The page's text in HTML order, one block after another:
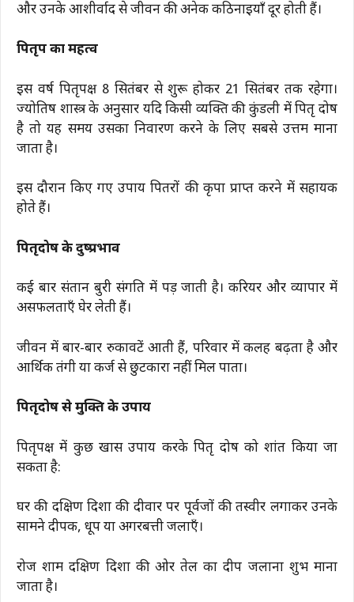
और उनके आशीर्वाद से जीवन की अनेक कठिनाइयाँ दूर होती हैं।
पितृपक्ष का महत्व
इस वर्ष पितृपक्ष 8 सितंबर से शुरू होकर 21 सितंबर तक रहेगा।
ज्योतिष शास्त्र के अनुसार यदि किसी व्यक्ति की कुंडली में पितृ दोष
है तो यह समय उसका निवारण करने के लिए सबसे उत्तम माना
जाता है।
इस दौरान किए गए उपाय पितरों की कृपा प्राप्त करने में सहायक
होते हैं।
पितृदोष के दुष्प्रभाव
कई बार संतान बुरी संगति में पड़ जाती है। करियर और व्यापार में
असफलताएँ घेर लेती हैं।
जीवन में बार-बार रुकावटें आती हैं, परिवार में कलह बढ़ता है और
आर्थिक तंगी या कर्ज से छुटकारा नहीं मिल पाता।
पितृदोष से मुक्ति के उपाय
पितृपक्ष में कुछ खास उपाय करके पितृ दोष को शांत किया जा
सकता है:
घर की दक्षिण दिशा की दीवार पर पूर्वजों की तस्वीर लगाकर उनके
सामने दीपक, धूप या अगरबत्ती जलाएँ।
रोज शाम दक्षिण दिशा की ओर तेल का दीप जलाना शुभ माना
जाता है।